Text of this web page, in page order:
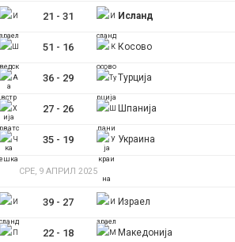
21 - 31 Исланд
51 - 16 Косово
36- 29 Турција
27- 26 Шпанија
35- 19 Украина
СРЕ, 9 АПРИЛ 2025
39- 27 Израел
22- 18 Македонија